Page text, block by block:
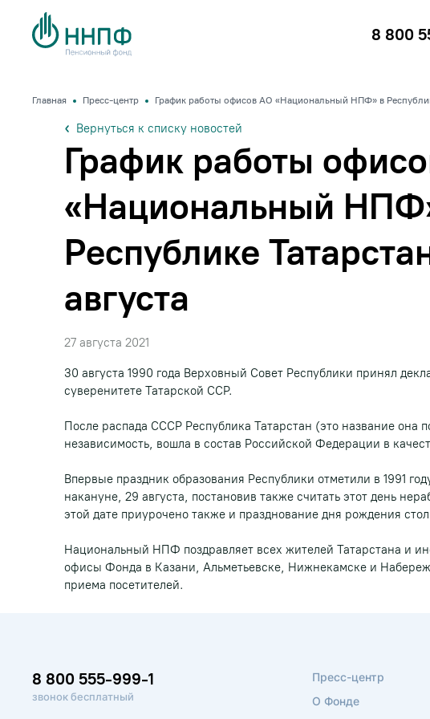
8 800
Главная Пресс-центр График работы офисов АО «Национальный НПФ» в
Вернуться к списку новостей
График работы
«Национальный
Республике
августа
27 августа 2021
30 августа 1990 года Верховный Совет Республики принял
суверенитете Татарской ССР.
После распада СССР Республика Татарстан (это название она
независимость, вошла в состав Российской Федерации в
Впервые праздник образования Республики отметили в 1991
накануне, 29 августа, постановив также считать этот день
этой дате приурочено также и празднование дня рождения
Национальный НПФ поздравляет всех жителей Татарстана и
офисы Фонда в Казани, Альметьевске, Нижнекамске и
приема посетителей.
8 800 555-999-1
звонок бесплатный
Пресс-центр
О Фонде